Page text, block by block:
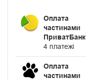
Оплата
частинами
ПриватБанк
4 платежі
Оплата
частинами